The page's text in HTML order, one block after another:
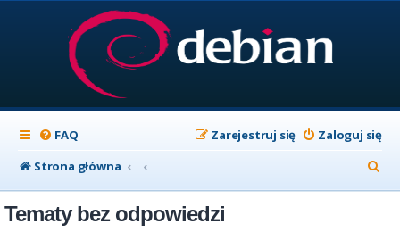
FAQ Zaloguj się
Zarejestruj się
Strona główna
z
Tematy bez odpowiedzi